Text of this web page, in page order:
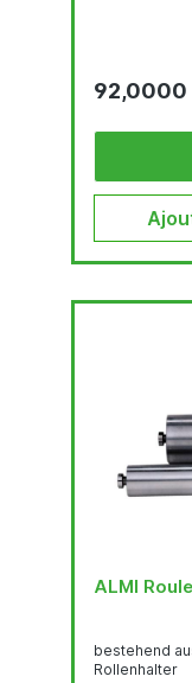
92,0000
ALMI
bestehend
Rollenhalter